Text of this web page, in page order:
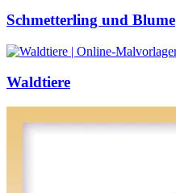
Schmetterling und Blume
Waldtiere